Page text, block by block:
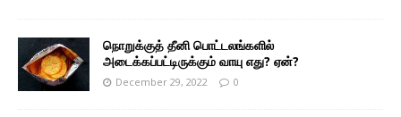
நொறுக்குத் தீனி பொட்டலங்களில்
அடைக்கப்பட்டிருக்கும் வாயு எது? ஏன்?
December 29, 2022 0